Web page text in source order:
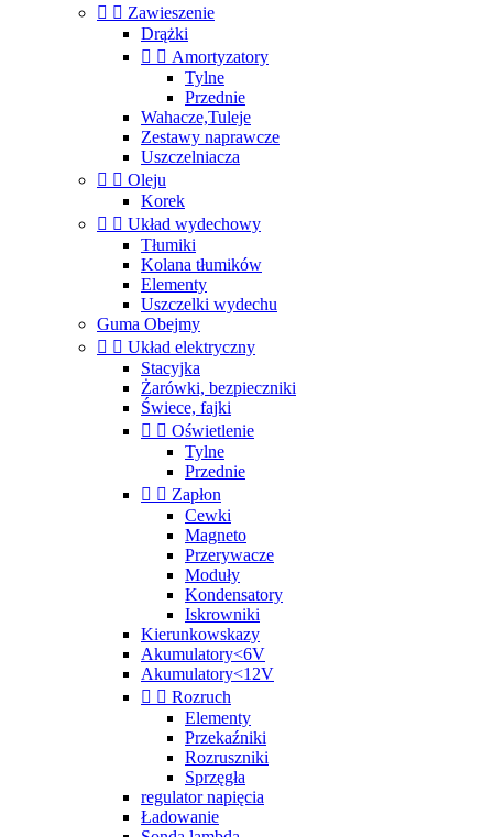
  Zawieszenie
Drążki
  Amortyzatory
Tylne
Przednie
Wahacze,Tuleje
Zestawy naprawcze
Uszczelniacza
  Oleju
Korek
  Układ wydechowy
Tłumiki
Kolana tłumików
Elementy
Uszczelki wydechu
Guma Obejmy
  Układ elektryczny
Stacyjka
Żarówki, bezpieczniki
Świece, fajki
  Oświetlenie
Tylne
Przednie
  Zapłon
Cewki
Magneto
Przerywacze
Moduły
Kondensatory
Iskrowniki
Kierunkowskazy
Akumulatory<6V
Akumulatory<12V
  Rozruch
Elementy
Przekaźniki
Rozruszniki
Sprzęgła
regulator napięcia
Ładowanie